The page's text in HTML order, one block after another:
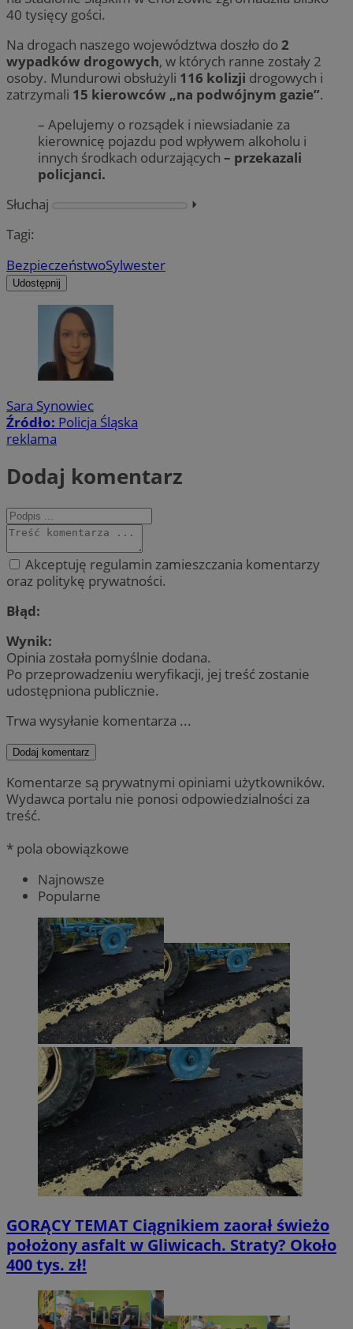
40 tysięcy gości.
Na drogach naszego województwa doszło do2
wypadków drogowych, w których ranne zostały 2
osoby. Mundurowi obsłużyli 116 kolizji drogowych i
zatrzymali 15 kierowców „na podwójnym gazie”.
– Apelujemy o rozsądek i niewsiadanie za
kierownicę pojazdu pod wpływem alkoholu i
innych środkach odurzających – przekazali
policjanci.
Słuchaj
⏵︎
Tagi:
BezpieczeństwoSylwester
Udostępnij
Sara Synowiec
Źródło: Policja Śląska
reklama
Dodaj komentarz
Akceptuję regulamin zamieszczania komentarzy
oraz politykę prywatności.
Błąd:
Wynik:
Opinia została pomyślnie dodana.
Po przeprowadzeniu weryfikacji, jej treść zostanie
udostępniona publicznie.
Trwa wysyłanie komentarza ...
Dodaj komentarz
Komentarze są prywatnymi opiniami użytkowników.
Wydawca portalu nie ponosi odpowiedzialności za
treść.
* pola obowiązkowe
Najnowsze
Popularne
GORĄCY TEMAT Ciągnikiem zaorał świeżo
położony asfalt w Gliwicach. Straty? Około
400 tys. zł!